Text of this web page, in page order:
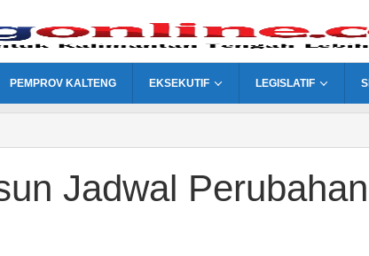
PEMPROV KALTENG EKSEKUTIF LEGISLATIF
Jadwal Perubahan